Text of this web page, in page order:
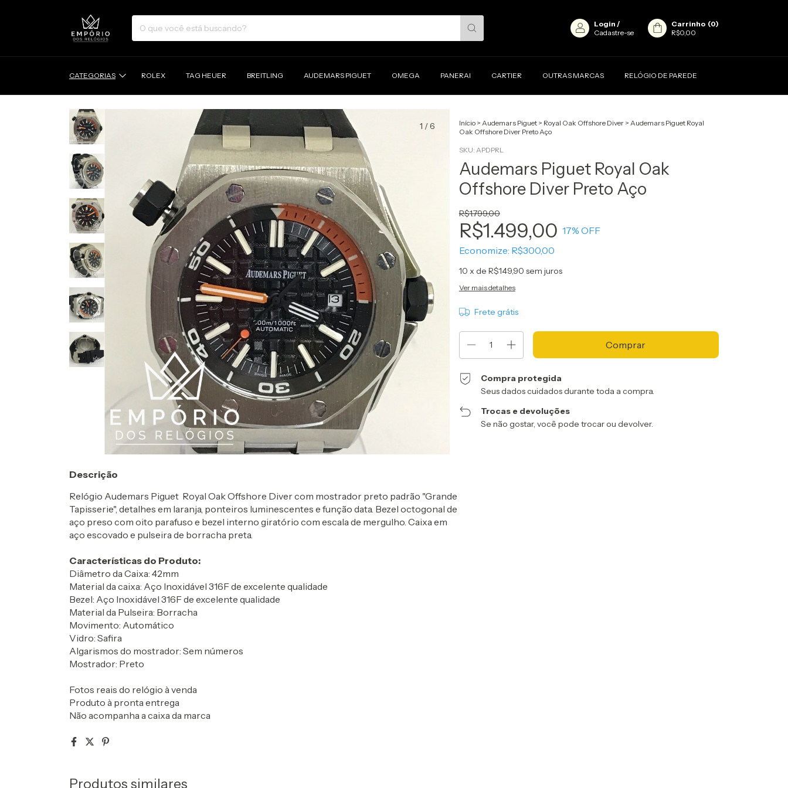
Login /
Cadastre-se
Carrinho (0)
R$0,00
CATEGORIAS ROLEX TAG HEUER BREITLING AUDEMARS PIGUET OMEGA PANERAI CARTIER OUTRAS MARCAS RELÓGIO DE PAREDE
1 /6 Início > Audemars Piguet > Royal Oak Offshore Diver > Audemars Piguet Royal
Oak Offshore Diver Preto Aço
SKU: APDPRL
Audemars Piguet Royal Oak
Offshore Diver Preto Aço
R$1.799,00
R$1.499,00 17% OFF
Economize: R$300,00
10 x de R$149,90 sem juros
Ver mais detalhes
Frete grátis
Compra protegida
Seus dados cuidados durante toda a compra.
Trocas e devoluções
Se não gostar, você pode trocar ou devolver.
Descrição
Relógio Audemars Piguet Royal Oak Offshore Diver com mostrador preto padrão "Grande
Tapisserie", detalhes em laranja, ponteiros luminescentes e função data. Bezel octogonal de
aço preso com oito parafuso e bezel interno giratório com escala de mergulho. Caixa em
aço escovado e pulseira de borracha preta.
Características do Produto:
Diâmetro da Caixa: 42mm
Material da caixa: Aço Inoxidável 316F de excelente qualidade
Bezel: Aço Inoxidável 316F de excelente qualidade
Material da Pulseira: Borracha
Movimento: Automático
Vidro: Safira
Algarismos do mostrador: Sem números
Mostrador: Preto
Fotos reais do relógio à venda
Produto à pronta entrega
Não acompanha a caixa da marca
Produtos similares